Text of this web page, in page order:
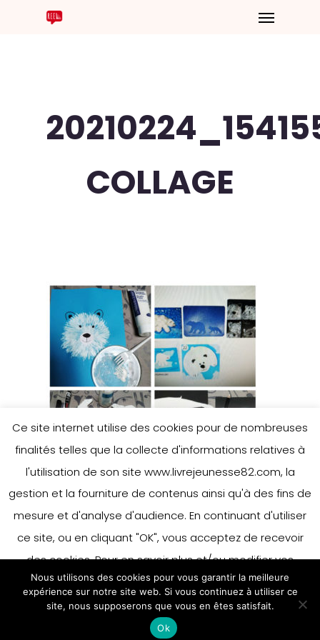
COLLAGE
Ce site internet utilise des cookies pour de nombreuses
finalités telles que la collecte d'informations relatives à
l'utilisation de son site www.livrejeunesse82.com, la
gestion et la fourniture de contenus ainsi qu'à des fins de
mesure et d'analyse d'audience. En continuant d'utiliser
ce site, ou en cliquant "OK", vous acceptez de recevoir
des cookies. Pour en savoir plus et/ou modifier vos
préférences en matière de cookies, merci de vous référer
à notre politique sur les cookies.
Accepter
En savoir plus
Nous utilisons des cookies pour vous garantir la meilleure
expérience sur notre site web. Si vous continuez à utiliser ce
site, nous supposerons que vous en êtes satisfait.
Ok